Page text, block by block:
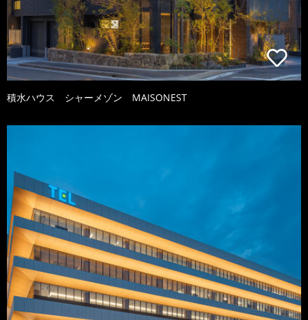
積水ハウス シャーメゾン MAISONEST